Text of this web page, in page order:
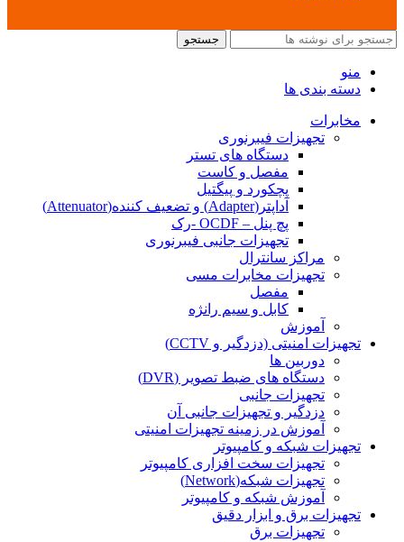
جستجو
منو
دسته بندی ها
مخابرات
تجهیزات فیبرنوری
دستگاه های تستر
مفصل و کاست
پچکورد و پیگتیل
آداپتر(Adapter) و تضعیف کننده(Attenuator)
پچ پنل – OCDF -رک
تجهیزات جانبی فیبرنوری
مراکز سانترال
تجهیزات مخابرات مسی
مفصل
کابل و سیم رانژه
آموزش
تجهیزات امنیتی (دزدگیر و CCTV)
دوربین ها
دستگاه های ضبط تصویر (DVR)
تجهیزات جانبی
دزدگیر و تجهیزات جانبی آن
آموزش در زمینه تجهیزات امنیتی
تجهیزات شبکه و کامپیوتر
تجهیزات سخت افزاری کامپیوتر
تجهیزات شبکه(Network)
آموزش شبکه و کامپیوتر
تجهیزات برق و ابزار دقیق
تجهیزات برق